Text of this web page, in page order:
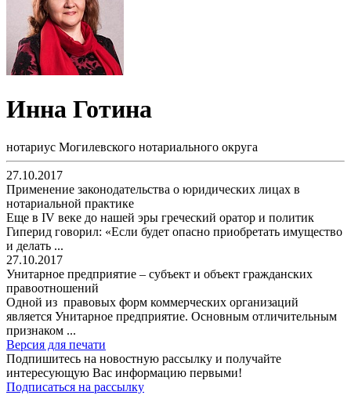
Инна Готина
нотариус Могилевского нотариального округа
27.10.2017
Применение законодательства о юридических лицах в
нотариальной практике
Еще в IV веке до нашей эры греческий оратор и политик
Гиперид говорил: «Если будет опасно приобретать имущество
и делать ...
27.10.2017
Унитарное предприятие – субъект и объект гражданских
правоотношений
Одной из правовых форм коммерческих организаций
является Унитарное предприятие. Основным отличительным
признаком ...
Версия для печати
Подпишитесь на новостную рассылку и получайте
интересующую Вас информацию первыми!
Подписаться на рассылку